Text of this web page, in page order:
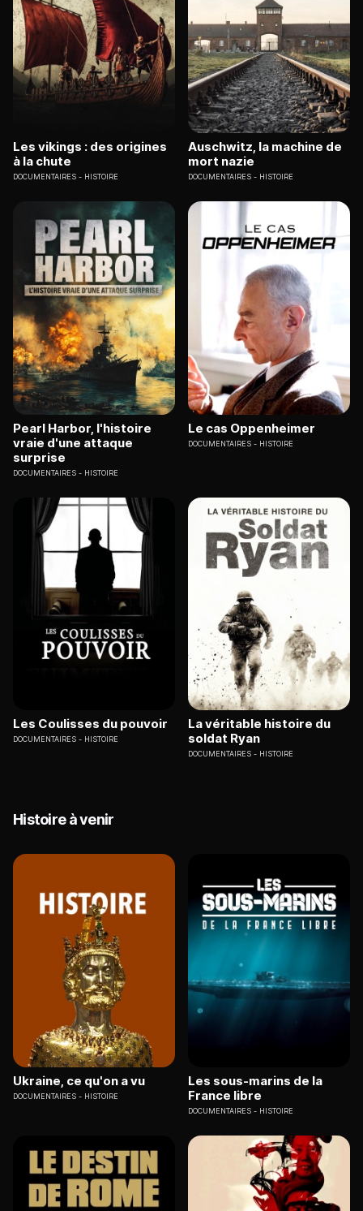
Les vikings : des origines
à la chute
DOCUMENTAIRES HISTOIRE
Auschwitz, la machine de
mort nazie
DOCUMENTAIRES HISTOIRE
Pearl Harbor, l'histoire
vraie d'une attaque
surprise
DOCUMENTAIRES HISTOIRE
Le cas Oppenheimer
DOCUMENTAIRES HISTOIRE
Les Coulisses du pouvoir
DOCUMENTAIRES HISTOIRE
La véritable histoire du
soldat Ryan
DOCUMENTAIRES HISTOIRE
Histoire à venir
Ukraine, ce qu'on a vu
DOCUMENTAIRES HISTOIRE
Les sous-marins de la
France libre
DOCUMENTAIRES HISTOIRE